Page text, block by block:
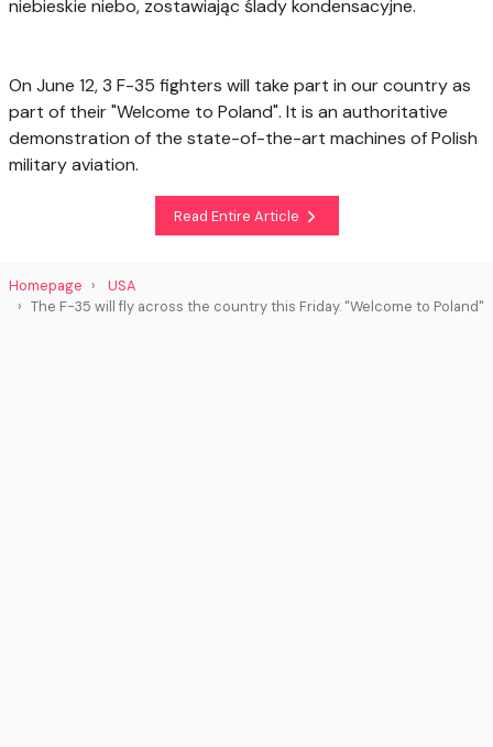
niebieskie niebo, zostawiając ślady kondensacyjne.
On June 12, 3 F-35 fighters will take part in our country as
part of their "Welcome to Poland". It is an authoritative
demonstration of the state-of-the-art machines of Polish
military aviation.
Read Entire Article
Homepage
USA
The F-35 will fly across the country this Friday. "Welcome to Poland"